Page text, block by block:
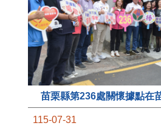
苗栗縣第236處關懷據點在
115-07-31